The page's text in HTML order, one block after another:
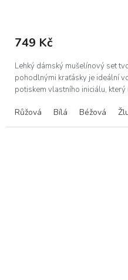
749 Kč
Lehký dámský mušelínový set
pohodlnými kraťásky je ideální
potiskem vlastního iniciálu, který
Růžová Bílá Béžová